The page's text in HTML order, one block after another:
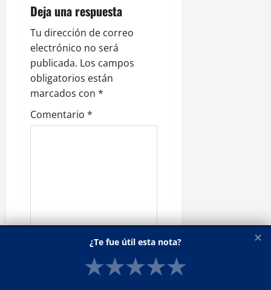
i
ó
n
d
e
r
Deja una respuesta
Tu dirección de correo
electrónico no será
publicada. Los campos
obligatorios están
marcados con *
Comentario *
✕
¿Te fue útil esta nota?
★★★★★